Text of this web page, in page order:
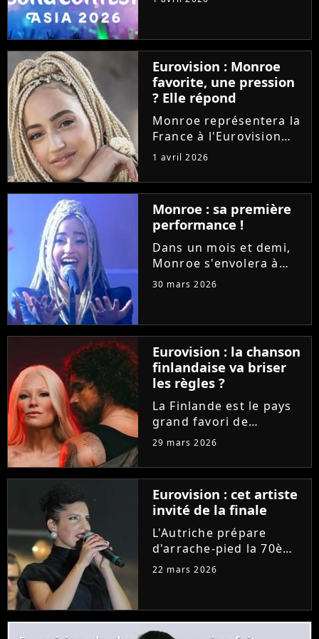
organisée en Asie. La
première édition aura
lieu à Bangkok, en
Thaïlande, en
novembre...
Eurovision : Monroe
favorite, une pression
? Elle répond
Monroe représentera la
France à l'Eurovision
2026 avec la chanson
Deuxième chez les
bookmakers, pourrait-
elle nous offrir une
victoire ? La jeune
chanteuse se...
1 avril 2026
Monroe : sa première
performance !
Dans un mois et demi,
Monroe s'envolera à
Vienne pour
"C à vous", la
représentante de la
France a délivré la toute
première
interprétation...
30 mars 2026
Eurovision : la chanson
finlandaise va briser
les règles ?
La Finlande est le pays
grand favori de
l'Eurovision 2026. Et
la scène de Vienne, les
deux artistes nordiques
pourraient outrepasser
une règle bien
spécifique...
29 mars 2026
Eurovision : cet artiste
invité de la finale
L'Autriche prépare
d'arrache-pied la 70ème
édition de l'Eurovision.
des festivités et des
invités pour la grande
22 mars 2026